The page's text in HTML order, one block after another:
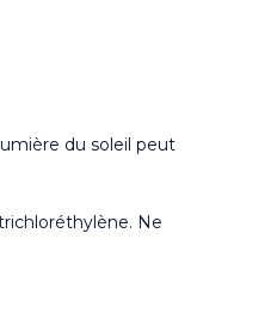
du soleil peut
Ne